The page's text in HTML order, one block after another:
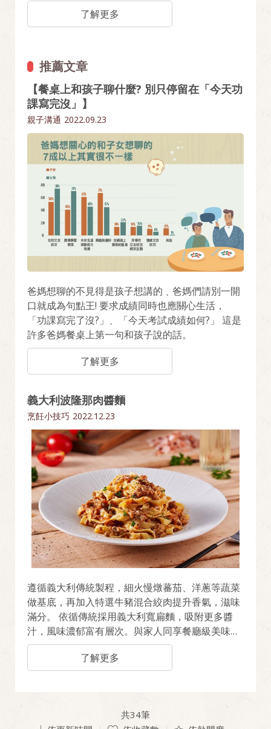
了解更多
推薦文章
【餐桌上和孩子聊什麼? 別只停留在「今天功
課寫完沒」】
親子溝通 2022.09.23
爸媽想聊的不見得是孩子想講的﹑爸媽們請別一開
口就成為句點王! 要求成績同時也應關心生活，
「功課寫完了沒?」、「今天考試成績如何?」 這是
許多爸媽餐桌上第一句和孩子說的話。
了解更多
義大利波隆那肉醬麵
烹飪小技巧 2022.12.23
遵循義大利傳統製程，細火慢燉蕃茄、洋蔥等蔬菜
做基底，再加入特選牛豬混合絞肉提升香氣，滋味
滿分。 依循傳統採用義大利寬扁麵，吸附更多醬
汁，風味濃郁富有層次。與家人同享餐廳級美味，
感情更增溫！
了解更多
共34筆